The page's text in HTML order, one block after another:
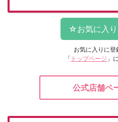
お気に入りに登
「 トップページ 」
公式店舗ペ